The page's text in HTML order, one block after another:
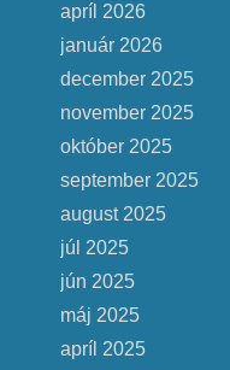
apríl 2026
január 2026
december 2025
november 2025
október 2025
september 2025
august 2025
júl 2025
jún 2025
máj 2025
apríl 2025